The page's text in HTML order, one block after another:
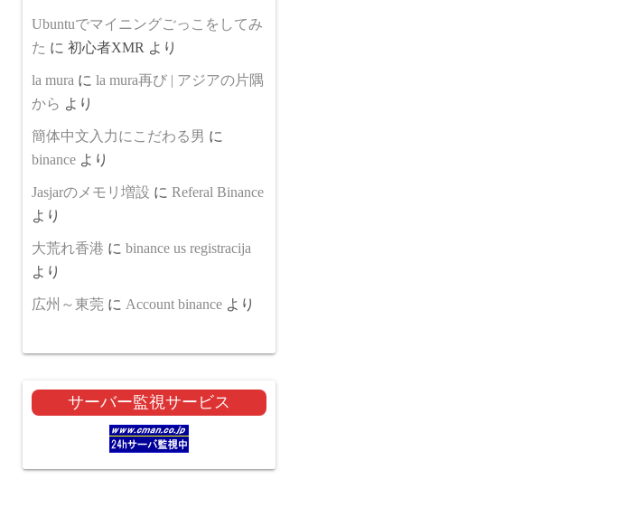
Ubuntuでマイニングごっこをしてみ
た に 初心者XMR より
la mura に la mura再び | アジアの片隅
から より
簡体中文入力にこだわる男 に
binance より
Jasjarのメモリ増設 に Referal Binance
より
大荒れ香港 に binance us registracija
より
広州～東莞 に Account binance より
サーバー監視サービス